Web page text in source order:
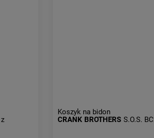
Koszyk na bidon
CRANK BROTHERS S.O.S.